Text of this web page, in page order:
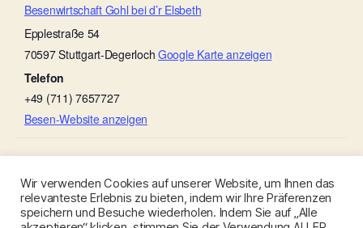
Besenwirtschaft Gohl bei d’r Elsbeth
Epplestraße 54
70597Stuttgart-Degerloch Google Karte anzeigen
Telefon
+49 (711) 7657727
Besen-Website anzeigen
Wir verwenden Cookies auf unserer Website, um Ihnen das
relevanteste Erlebnis zu bieten, indem wir Ihre Präferenzen
speichern und Besuche wiederholen. Indem Sie auf „Alle